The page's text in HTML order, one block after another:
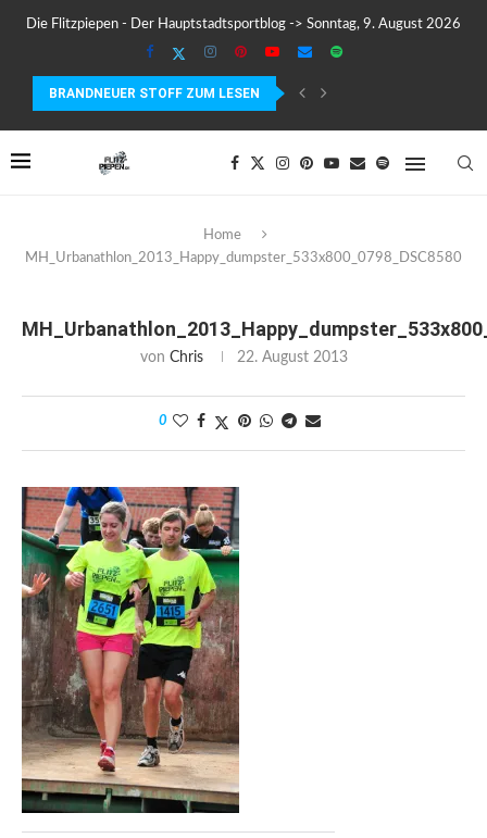
Die Flitzpiepen - Der Hauptstadtsportblog -> Sonntag, 9. August 2026
BRANDNEUER STOFF ZUM LESEN
COROS PACE 4 IM TEST – LEICHT, SCHNELL...
Home
MH_Urbanathlon_2013_Happy_dumpster_533x800_0798_DSC8580
von Chris 22. August 2013
0